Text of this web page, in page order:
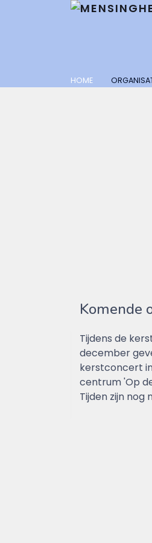
HOME
Komende
Tijdens de
december
kerstconcert
centrum 'Op
Tijden zijn nog